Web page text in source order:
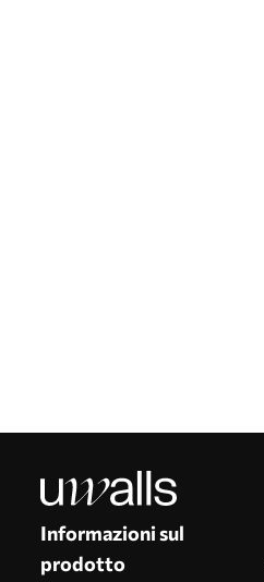
Informazioni sul
prodotto